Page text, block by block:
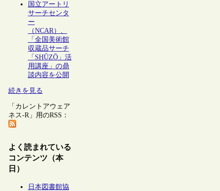
国立アートリ
サーチセンタ
ー
（NCAR）、
「全国美術館
収蔵品サーチ
「SHŪZŌ」活
用講座」の鼎
談内容を公開
続きを見る
「カレントアウェア
ネス-R」用のRSS：
よく読まれている
コンテンツ（本
日）
日本図書館協